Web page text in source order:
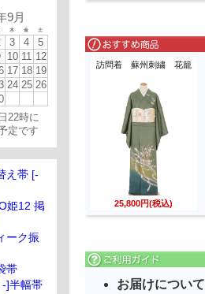
訪問着 蘇州刺繍 花籠
25,800円(税込)
お届けについて
9月
木 金 土
3 4
5
10 11 12
17 18 19
24 25 26
22時に
定です
え帯 [-
姫12 掲
ーク振
帯
-]半幅帯